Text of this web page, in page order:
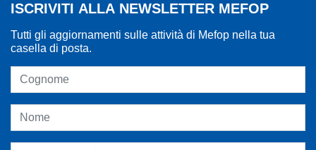
ISCRIVITI ALLA NEWSLETTER MEFOP
Tutti gli aggiornamenti sulle attività di Mefop nella tua
casella di posta.